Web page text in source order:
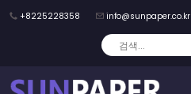
+8225228358 info@sunpaper.co.kr